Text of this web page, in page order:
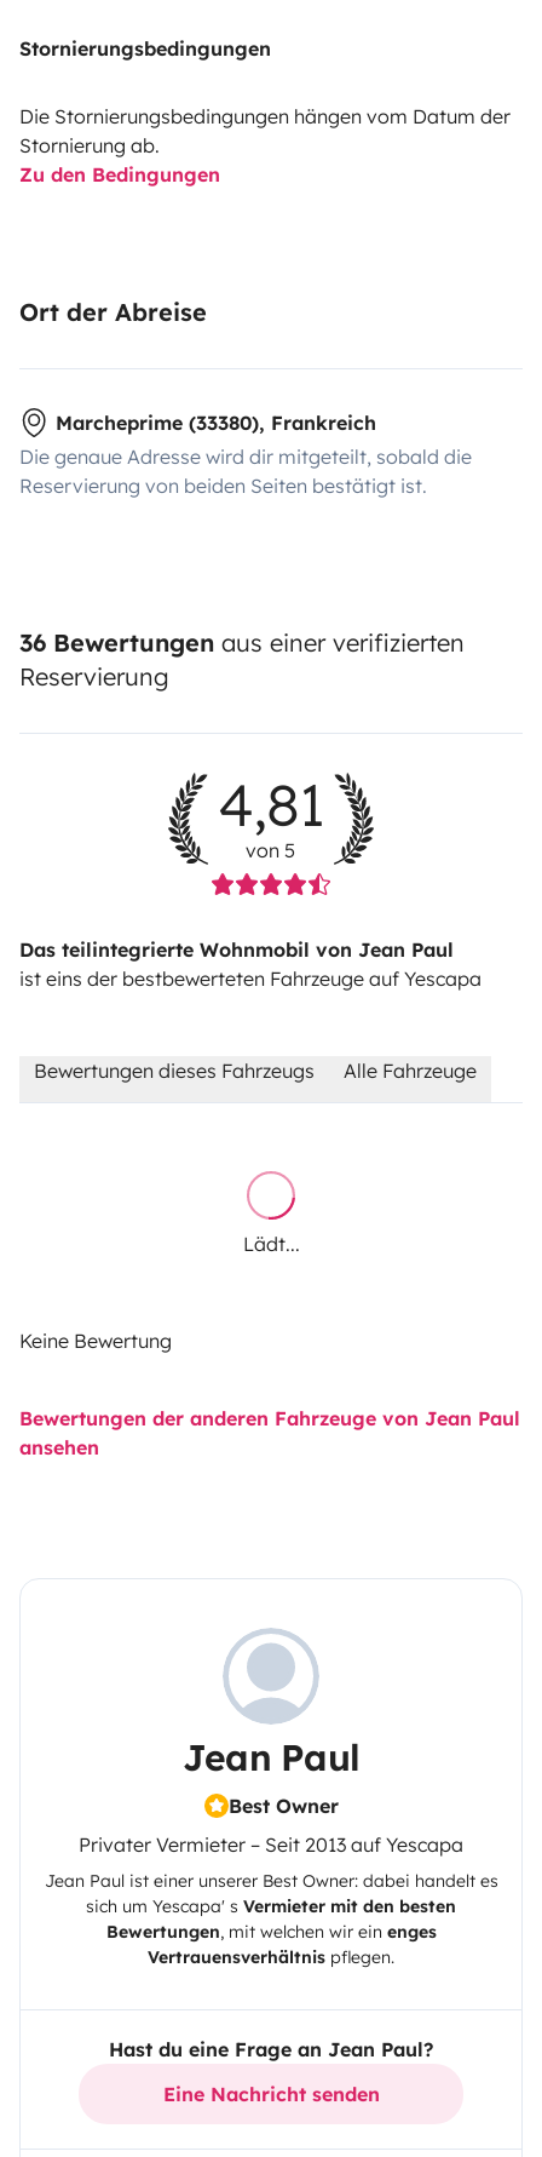
Stornierungsbedingungen
Die Stornierungsbedingungen hängen vom Datum der
Stornierung ab.
Zu den Bedingungen
Ort der Abreise
Marcheprime (33380), Frankreich
Die genaue Adresse wird dir mitgeteilt, sobald die
Reservierung von beiden Seiten bestätigt ist.
36 Bewertungen aus einer verifizierten
Reservierung
4,81
von 5
Das teilintegrierte Wohnmobil von Jean Paul
ist eins der bestbewerteten Fahrzeuge auf Yescapa
Bewertungen dieses Fahrzeugs Alle Fahrzeuge
Lädt...
Keine Bewertung
Bewertungen der anderen Fahrzeuge von Jean Paul
ansehen
Jean Paul
Best Owner
Privater Vermieter – Seit 2013 auf Yescapa
Jean Paulist einer unserer Best Owner: dabei handelt es
sich um Yescapa' s Vermieter mit den besten
Bewertungen, mit welchen wir ein enges
Vertrauensverhältnis pflegen.
Hast du eine Frage an Jean Paul?
Eine Nachricht senden